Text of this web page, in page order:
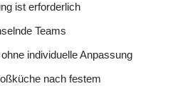
ist erforderlich
Teams
individuelle Anpassung
nach festem